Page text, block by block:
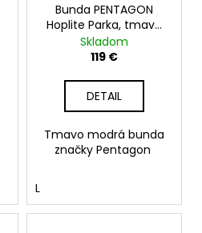
Bunda PENTAGON
Hoplite Parka, tmavo
modrá
Skladom
119 €
DETAIL
Tmavo modrá bunda
značky Pentagon
L